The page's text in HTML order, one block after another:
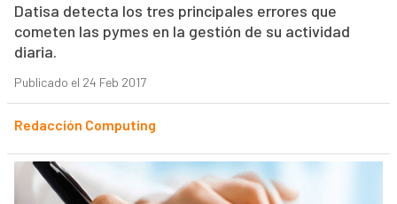
Datisa detecta los tres principales errores que
cometen las pymes en la gestión de su actividad
diaria.
Publicado el 24 Feb 2017
Redacción Computing